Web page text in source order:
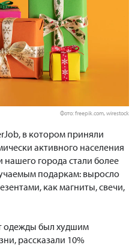
Фото: freepik.com, wirestock
в котором приняли
активного населения
нашего города стали более
подаркам: выросло
как магниты, свечи,
одежды был худшим
рассказали 10%